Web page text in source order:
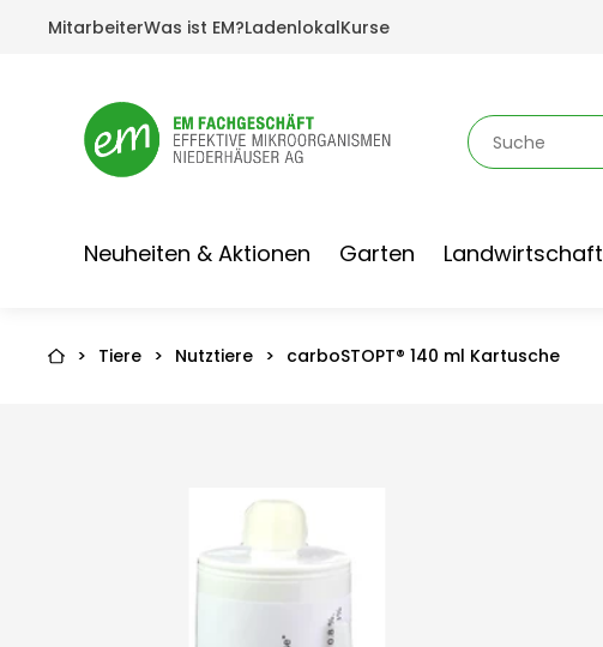
Neuheiten & Aktionen Garten Landwirtschaft
MitarbeiterWas ist EM?LadenlokalKurse
> Tiere > Nutztiere > carboSTOPT® 140 ml Kartusche